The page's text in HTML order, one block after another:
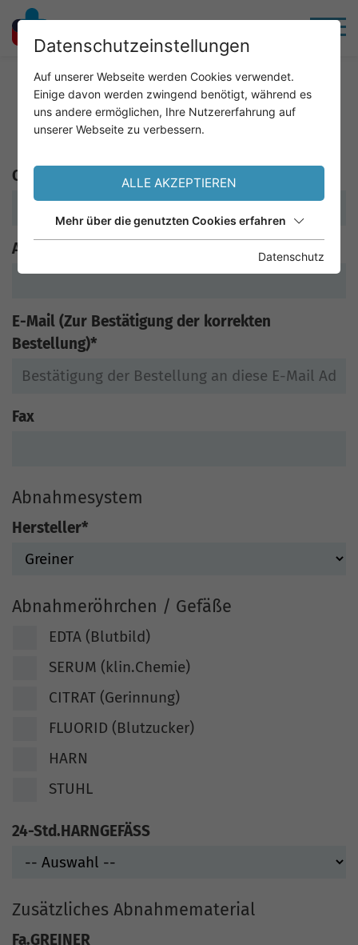
Home Service Online Bestellung
ONLINE BESTELLUNG
Ordination
Adresse
E-Mail (Zur Bestätigung der korrekten
Bestellung)*
Fax
Abnahmesystem
Hersteller*
Abnahmeröhrchen / Gefäße
EDTA (Blutbild)
SERUM (klin.Chemie)
CITRAT (Gerinnung)
FLUORID (Blutzucker)
HARN
STUHL
24-Std.HARNGEFÄSS
Zusätzliches Abnahmematerial
Fa.GREINER
Datenschutzeinstellungen
Auf unserer Webseite werden Cookies verwendet.
Einige davon werden zwingend benötigt, während es
uns andere ermöglichen, Ihre Nutzererfahrung auf
unserer Webseite zu verbessern.
ALLE AKZEPTIEREN
Mehr über die genutzten Cookies erfahren
Datenschutz